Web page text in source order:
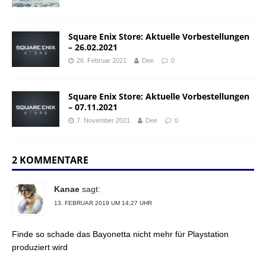
Square Enix Store: Aktuelle Vorbestellungen
– 26.02.2021
26. Februar 2021 Dee 0
Square Enix Store: Aktuelle Vorbestellungen
– 07.11.2021
7. November 2021 Dee 0
2 KOMMENTARE
Kanae sagt:
13. FEBRUAR 2019 UM 14:27 UHR
Finde so schade das Bayonetta nicht mehr für Playstation
produziert wird